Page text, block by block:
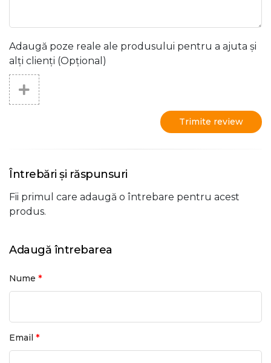
Adaugă poze reale ale produsului pentru a ajuta și
alți clienți (Opțional)
Trimite review
Întrebări și răspunsuri
Fii primul care adaugă o întrebare pentru acest
produs.
Adaugă întrebarea
Nume *
Email *